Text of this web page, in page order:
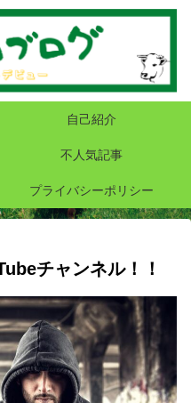
自己紹介
不人気記事
プライバシーポリシー
チャンネル！！